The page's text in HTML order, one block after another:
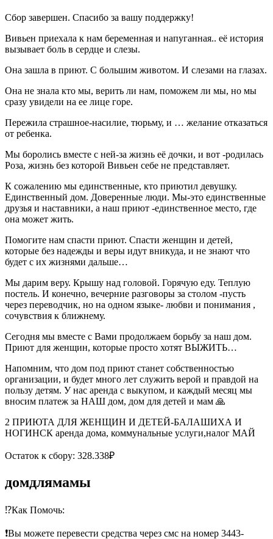
Сбор завершен. Спасибо за вашу поддержку!
Вивьен приехала к нам беременная и напуганная.. её история
вызывает боль в сердце и слезы.
Она зашла в приют. С большим животом. И слезами на глазах.
Она не знала кто мы, верить ли нам, поможем ли мы, но мы
сразу увидели на ее лице горе.
Пережила страшное-насилие, тюрьму, и … желание отказаться
от ребенка.
Мы боролись вместе с ней-за жизнь её дочки, и вот -родилась
Роза, жизнь без которой Вивьен себе не представляет.
К сожалению мы единственные, кто приютил девушку.
Единственный дом. Доверенные люди. Мы-это единственные
друзья и наставники, а наш приют -единственное место, где
она может жить.
Помогите нам спасти приют. Спасти женщин и детей,
которые без надежды и веры идут вникуда, и не знают что
будет с их жизнями дальше…
Мы дарим веру. Крышу над головой. Горячую еду. Теплую
постель. И конечно, вечерние разговоры за столом -пусть
через переводчик, но на одном языке- любви и понимания ,
сочувствия к ближнему.
Сегодня мы вместе с Вами продолжаем борьбу за наш дом.
Приют для женщин, которые просто хотят ВЫЖИТЬ…
Напомним, что дом под приют станет собственностью
организации, и будет много лет служить верой и правдой на
пользу детям. У нас аренда с выкупом, и каждый месяц мы
вносим платеж за НАШ дом, дом для детей и мам 🙏
2 ПРИЮТА ДЛЯ ЖЕНЩИН И ДЕТЕЙ-БАЛАШИХА И
НОГИНСК аренда дома, коммунальные услуги,налог МАЙ
Остаток к сбору: 328.338₽
домдлямамы
⁉️Как Помочь:
❗️Вы можете перевести средства через смс на номер 3443-